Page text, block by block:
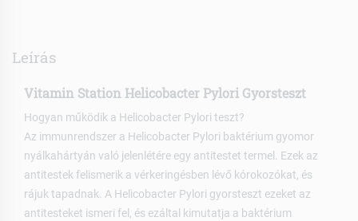
Leírás
Vitamin Station Helicobacter Pylori Gyorsteszt
Hogyan működik a Helicobacter Pylori teszt?
Az immunrendszer a Helicobacter Pylori baktérium gyomor
nyálkahártyán való jelenlétére egy antitestet termel. Ezek az
antitestek felismerik a vérkeringésben lévő kórokozókat, és
rájuk tapadnak. A Helicobacter Pylori gyorsteszt ezeket az
antitesteket ismeri fel, és ezáltal kimutatja a baktérium